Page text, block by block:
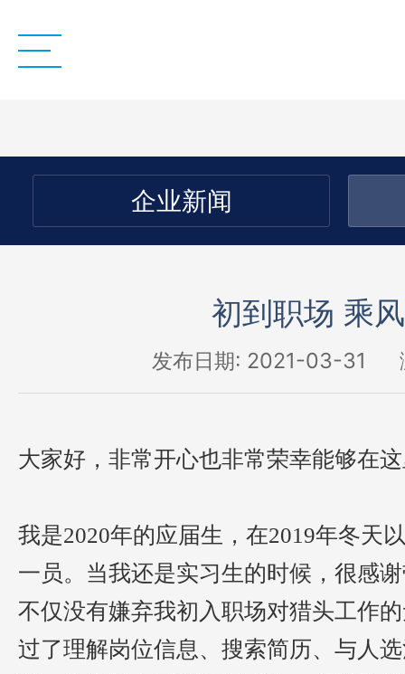
企业新闻
初到职场 乘
发布日期: 2021-03-31
大家好， 非常开心也非常荣幸能够在
我是2020年的应届生，在2019年冬天
一员。当我还是实习生的时候 ， 很感
不仅没有嫌弃我初入职场对猎头工作
过了理解岗位信息、搜索简历、 与人